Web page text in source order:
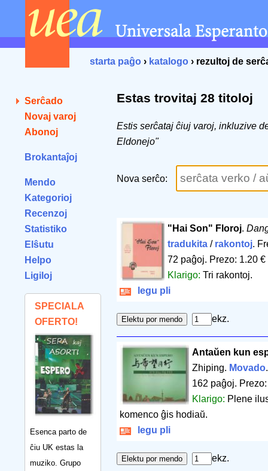
starta paĝo › katalogo › rezultoj de
Serĉado
Novaj varoj
Abonoj
Brokantaĵoj
Mendo
Kategorioj
Recenzoj
Statistiko
Elŝutu
Helpo
Ligiloj
SPECIALA
OFERTO!
Esenca parto de
ĉiu UK estas la
muziko. Grupo
Estas trovitaj 28 titoloj
Estis serĉataj ĉiuj varoj, inkluzive
Eldonejo"
Nova serĉo:
"Hai Son" Floroj.
tradukita / rakontoj.
72 paĝoj. Prezo: 1.20 €
Klarigo:Tri rakontoj.
legu pli
ekz.
Antaŭen kun
Zhiping. Movado
162 paĝoj.
Klarigo: Plene
komenco ĝis hodiaŭ.
legu pli
ekz.